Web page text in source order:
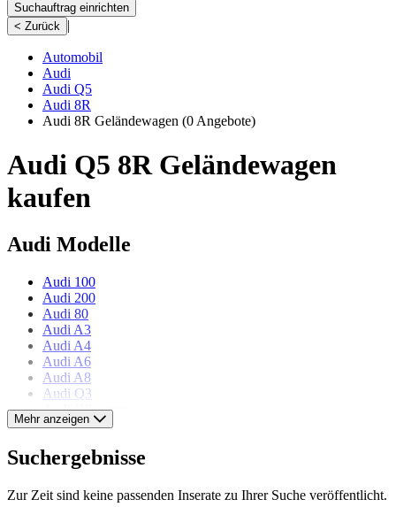
Suchauftrag einrichten
< Zurück |
Automobil
Audi
Audi Q5
Audi 8R
Audi 8R Geländewagen (0 Angebote)
Audi Q5 8R Geländewagen
kaufen
Audi Modelle
Audi 100
Audi 200
Audi 80
Audi A3
Audi A4
Audi A6
Audi A8
Audi Q3
Audi Q6 e-tron
Audi quattro
Audi TT
Mehr anzeigen
Suchergebnisse
Zur Zeit sind keine passenden Inserate zu Ihrer Suche veröffentlicht.